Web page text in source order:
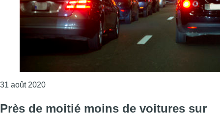
31 août 2020Consulter l'article "Les voitures partagées
Près de moitié moins de voitures sur